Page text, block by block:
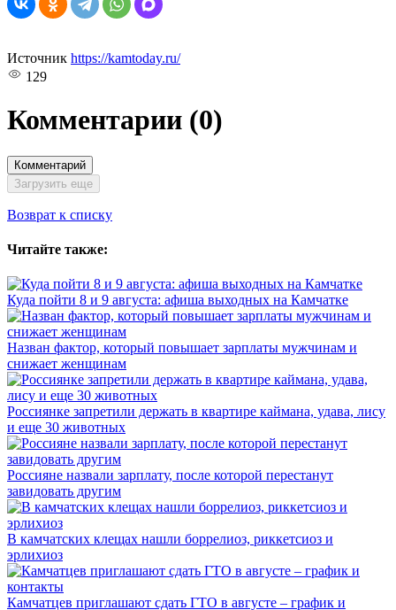
Источник https://kamtoday.ru/
129
Комментарии (0)
Комментарий
Загрузить еще
Возврат к списку
Читайте также:
Куда пойти 8 и 9 августа: афиша выходных на Камчатке
Назван фактор, который повышает зарплаты мужчинам и
снижает женщинам
Россиянке запретили держать в квартире каймана, удава, лису
и еще 30 животных
Россияне назвали зарплату, после которой перестанут
завидовать другим
В камчатских клещах нашли боррелиоз, риккетсиоз и
эрлихиоз
Камчатцев приглашают сдать ГТО в августе – график и